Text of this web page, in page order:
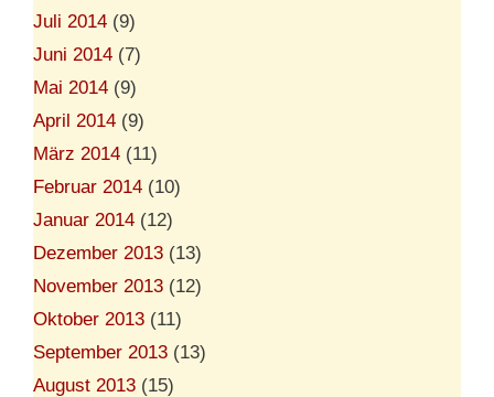
Juli 2014 (9)
Juni 2014 (7)
Mai 2014 (9)
April 2014 (9)
März 2014 (11)
Februar 2014 (10)
Januar 2014 (12)
Dezember 2013 (13)
November 2013 (12)
Oktober 2013 (11)
September 2013 (13)
August 2013 (15)